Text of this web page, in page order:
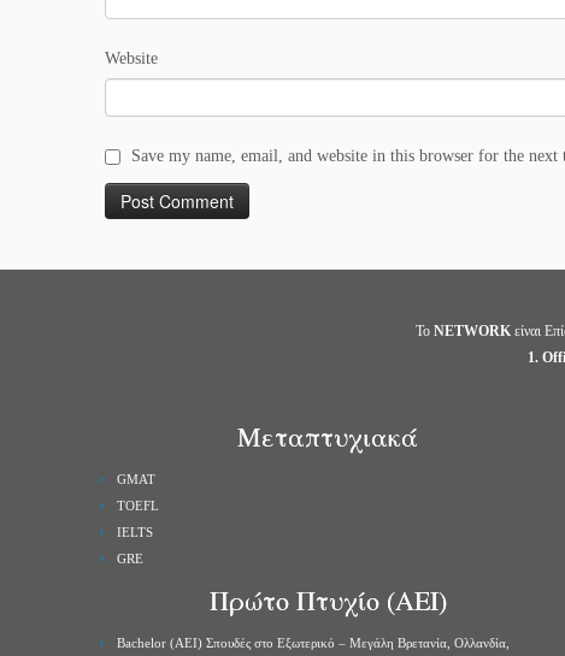
Website
Save my name, email, and website in this browser for the
Το NETWORK είναι
1.
Μεταπτυχιακά
GMAT
TOEFL
IELTS
GRE
Πρώτο Πτυχίο (ΑΕΙ)
Bachelor (ΑΕΙ) Σπουδές στο Εξωτερικό – Μεγάλη Βρετανία, Ολλανδία,